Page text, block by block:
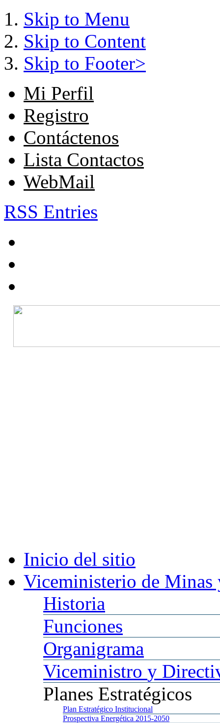
Skip to Menu
Skip to Content
Skip to Footer>
Mi Perfil
Registro
Contáctenos
Lista Contactos
WebMail
RSS Entries
Inicio del sitio
Viceministerio de Minas
Historia
Funciones
Organigrama
Viceministro y
Planes Estratégicos
Plan Estratégico Institucional
Prospectiva Energética 2015-2050